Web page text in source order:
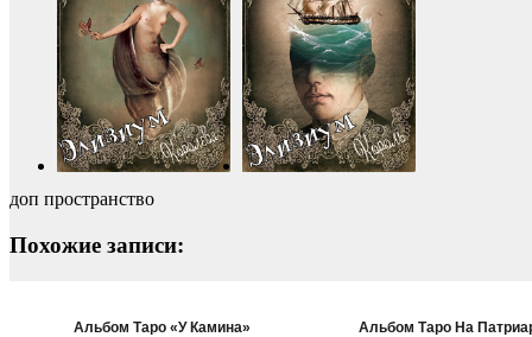
доп пространство
Похожие записи:
Альбом Таро «У Камина» Альбом Таро На